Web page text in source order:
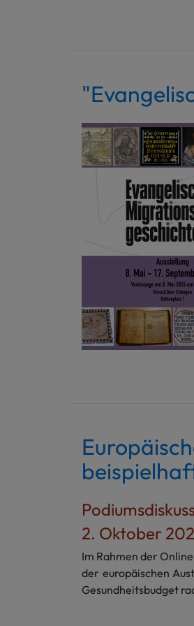
2. Oktober
Im Rahmen der
der europäischen
Gesundheitsbudget